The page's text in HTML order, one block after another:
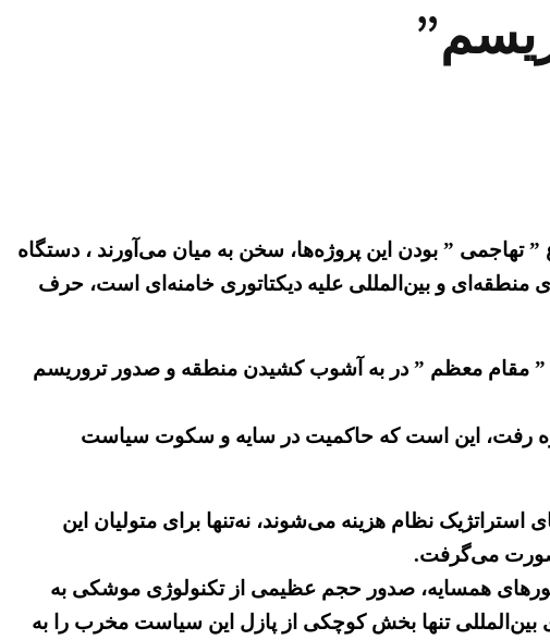
” بودن این پروژه‌ها، سخن به میان می‌آورند ، دستگاه
و بین‌المللی علیه دیکتاتوری خامنه‌ای است، حرف
” مقام معظم ” در به آشوب کشیدن منطقه و صدور تروریسم
رفت، این است که حاکمیت در سایه و سکوت سیاست
نظام هزینه می‌شوند، نه‌تنها برای متولیان این
صورت می‌گرفت.
همسایه، صدور حجم عظیمی از تکنولوژی موشکی به
تنها بخش کوچکی از پازل این سیاست مخرب را به